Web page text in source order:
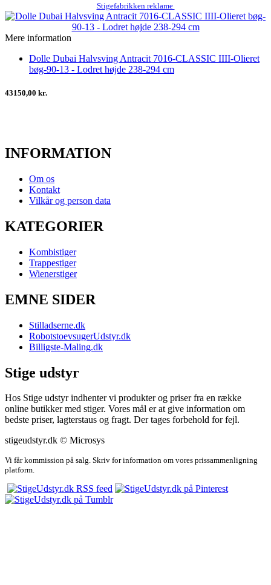
Stigefabrikken reklame
Mere information
Dolle Dubai Halvsving Antracit 7016-CLASSIC IIII-Olieret
bøg-90-13 - Lodret højde 238-294 cm
43150,00 kr.
INFORMATION
Om os
Kontakt
Vilkår og person data
KATEGORIER
Kombistiger
Trappestiger
Wienerstiger
EMNE SIDER
Stilladserne.dk
RobotstoevsugerUdstyr.dk
Billigste-Maling.dk
Stige udstyr
Hos Stige udstyr indhenter vi produkter og priser fra en række
online butikker med stiger. Vores mål er at give information om
bedste priser, lagterstaus og fragt. Der tages forbehold for fejl.
stigeudstyr.dk © Microsys
Vi får kommission på salg. Skriv for information om vores prissammenligning
platform.